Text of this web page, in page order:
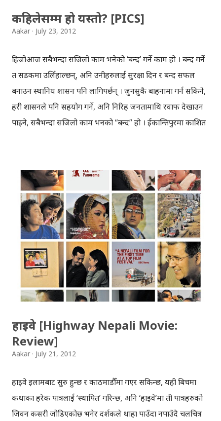
कहिलेसम्म हो यस्तो? [PICS]
Aakar July 23, 2012
हिजोआज सबैभन्दा सजिलो काम भनेको ‘बन्द’ गर्ने काम हो । बन्द गर्ने
त सडकमा उर्लिहाल्छन्, अनि उनीहरुलाई सुरक्षा दिन र बन्द सफल
बनाउन स्थानिय प्रशासन पनि लागिपर्छन् । जुनसुकै बाहनामा गर्न सकिने,
प्रहरी प्रशासनले पनि सहयोग गर्ने, अनि निरिह जनतामाथि रवाफ देखाउन
पाइने, सबैभन्दा सजिलो काम भनको “बन्द” हो । ईकान्तिपुरमा प्रकाशित
मोटरसाइकल चालक केही नगर्नुस् भनेर ‘हात’ जोडिरहेकाछन्,
बन्दकर्ताहरु ती मोटरसाइकल चालक माथि जाइ लाग्दैछन् । यो
माथि’को फोटो सुन्दरीघाटमा सुकुम्वासीलाई बसाउने सरकार’को
निर्णयको विरोधमा गरिएको बन्द’को हो । यस्ता ज्यादतिका दृश्यहरु
आन्दोलनका नाम’मा गरिने बन्दमा सामान्य भइसकेकाछन्, भन्दा पनि
परक नपर्ला । जनताको लागि भन्दै जनतालाई नै दुख दिने, जनता कै
सम्पत्ति’को विनाश गर्ने यो कुन किसिमको आन्दोलन हो? बन्दकर्ताहरु त
जनतालाई दु:ख दिने भइहाले, हिजोआज सुरक्षाकर्मीहरु पनि बन्दमा
जनतालाई नै सास्ति दिन्छन् । बन्दकर्ताहरुलाई कारवाही गर्नुपर्ने बेलामा
हाइवे [Highway Nepali Movie:
Review]
Aakar July 21, 2012
हाइवे इलामबाट सुरु हुन्छ र काठमाडौँमा गएर सकिन्छ, यही बिचमा
कथाका हरेक पात्रलाई ‘स्थापित’ गरिन्छ, अनि ‘हाइवे’मा ती पात्रहरुको
जिवन कसरी जोडिएकोछ भनेर दर्शकले थाहा पाउँदा नपाउँदै चलचित्र